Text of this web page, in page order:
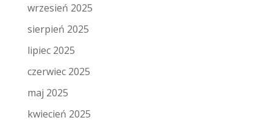
wrzesień 2025
sierpień 2025
lipiec 2025
czerwiec 2025
maj 2025
kwiecień 2025